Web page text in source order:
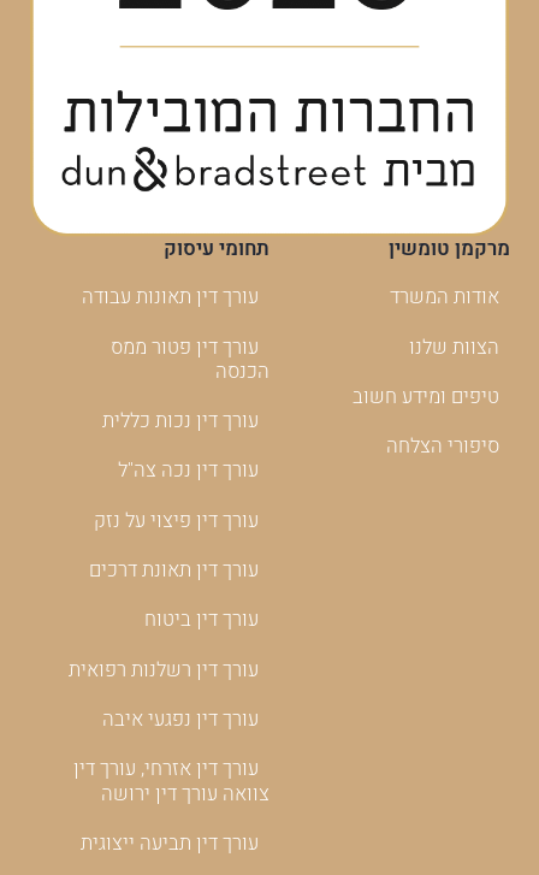
מרקמן טומשין
אודות המשרד
הצוות שלנו
טיפים ומידע חשוב
סיפורי הצלחה
תחומי עיסוק
עורך דין תאונות עבודה
עורך דין פטור ממס
הכנסה
עורך דין נכות כללית
עורך דין נכה צה"ל
עורך דין פיצוי על נזק
עורך דין תאונת דרכים
עורך דין ביטוח
עורך דין רשלנות רפואית
עורך דין נפגעי איבה
עורך דין אזרחי, עורך דין
צוואה עורך דין ירושה
עורך דין תביעה ייצוגית